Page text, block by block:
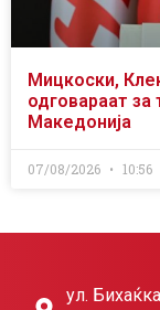
Мицкоски,
одговараат
Македонија
07/08/2026 10:56
ул.